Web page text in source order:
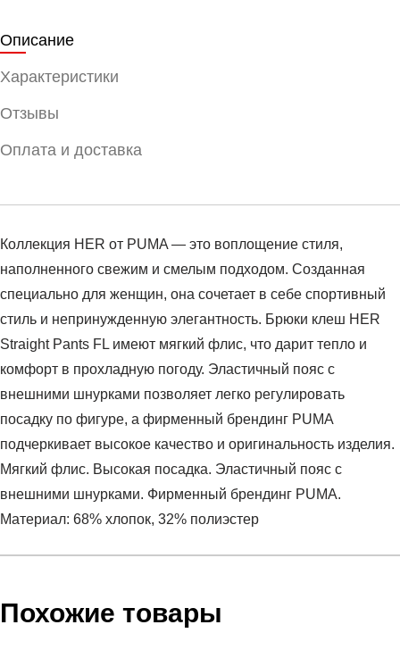
Описание
Характеристики
Отзывы
Оплата и доставка
Коллекция HER от PUMA — это воплощение стиля,
наполненного свежим и смелым подходом. Созданная
специально для женщин, она сочетает в себе спортивный
стиль и непринужденную элегантность. Брюки клеш HER
Straight Pants FL имеют мягкий флис, что дарит тепло и
комфорт в прохладную погоду. Эластичный пояс с
внешними шнурками позволяет легко регулировать
посадку по фигуре, а фирменный брендинг PUMA
подчеркивает высокое качество и оригинальность изделия.
Мягкий флис. Высокая посадка. Эластичный пояс с
внешними шнурками. Фирменный брендинг PUMA.
Материал: 68% хлопок, 32% полиэстер
Waist Straight Pants FL op
Заказ берется в работу только после оплаты счета.
Счет заранее согласовывается с клиентом.
Похожие товары